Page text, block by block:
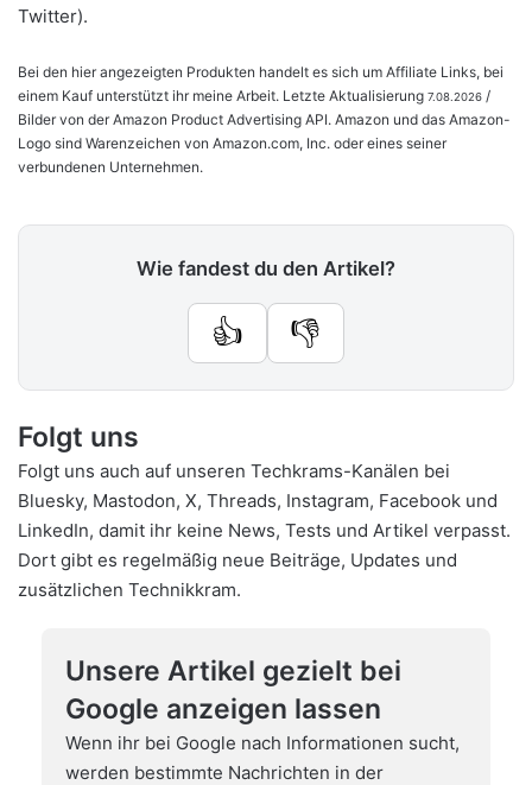
Twitter).
Bei den hier angezeigten Produkten handelt es sich um Affiliate Links, bei
einem Kauf unterstützt ihr meine Arbeit. Letzte Aktualisierung 7.08.2026 /
Bilder von der Amazon Product Advertising API. Amazon und das Amazon-
Logo sind Warenzeichen von Amazon.com, Inc. oder eines seiner
verbundenen Unternehmen.
Wie fandest du den Artikel?
👍 👎
Folgt uns
Folgt uns auch auf unseren Techkrams-Kanälen bei
Bluesky, Mastodon, X, Threads, Instagram, Facebook und
LinkedIn, damit ihr keine News, Tests und Artikel verpasst.
Dort gibt es regelmäßig neue Beiträge, Updates und
zusätzlichen Technikkram.
Unsere Artikel gezielt bei
Google anzeigen lassen
Wenn ihr bei Google nach Informationen sucht,
werden bestimmte Nachrichten in der